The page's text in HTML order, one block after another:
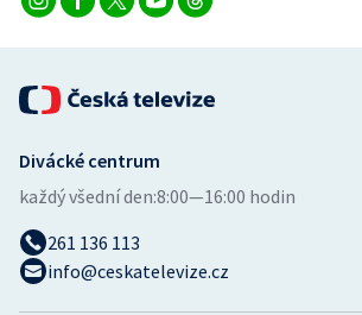
Divácké centrum
každý všední den:8:00—16:00 hodin
261 136 113
info@ceskatelevize.cz